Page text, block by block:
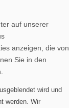
auf unserer
anzeigen, die von
Sie in den
wird und
werden. Wir